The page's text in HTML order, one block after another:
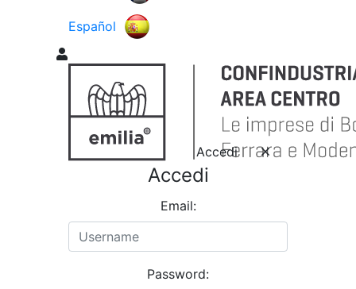
Español
Accedi
Accedi
Email:
Password: